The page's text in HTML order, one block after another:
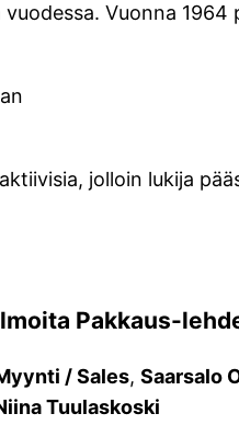
Vuonna
jolloin lukija
Pakkaus-
/ Sales, Saarsalo
Tuulaskoski